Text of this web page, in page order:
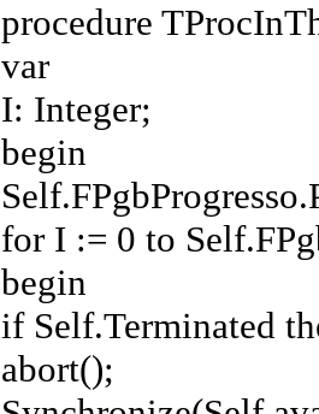
procedure
var
I: Integer;
begin
for I := 0 to
begin
if Self.Terminated
abort();